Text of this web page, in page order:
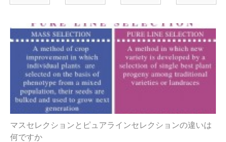
マスセレクションとピュアラインセレクションの違いは
何ですか